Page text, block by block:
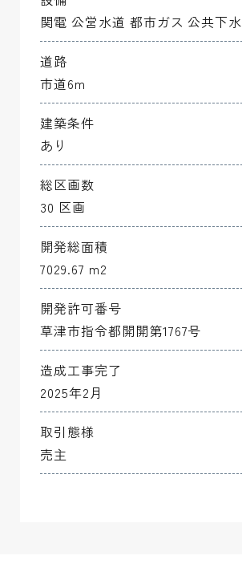
関電 公営水道 都市ガス 公共下水
道路
市道6m
建築条件
あり
総区画数
30 区画
開発総面積
7029.67 m2
開発許可番号
草津市指令都開開第1767号
造成工事完了
2025年2月
取引態様
売主